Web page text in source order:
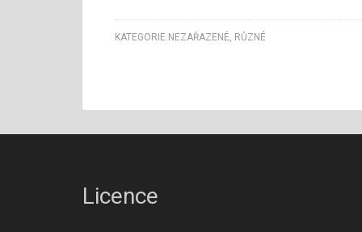
KATEGORIE: NEZAŘAZENÉ, RŮZNÉ
Licence